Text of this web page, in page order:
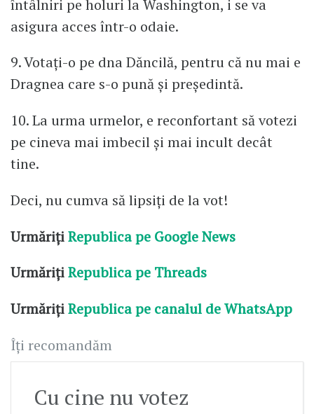
întâlniri pe holuri la Washington, i se va
asigura acces într-o odaie.
9. Votați-o pe dna Dăncilă, pentru că nu mai e
Dragnea care s-o pună și președintă.
10. La urma urmelor, e reconfortant să votezi
pe cineva mai imbecil și mai incult decât
tine.
Deci, nu cumva să lipsiți de la vot!
UrmărițiRepublica pe Google News
UrmărițiRepublica pe Threads
UrmărițiRepublica pe canalul de WhatsApp
Îți recomandăm
Cu cine nu votez